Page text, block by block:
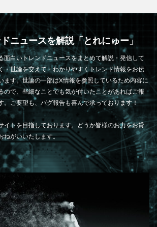
ニュースを解説「とれにゅー」
面白いトレンドニュースをまとめて解説・発信して
・世論を交えて・わかりやすくトレンド情報をお伝
ます。世論の一部はX情報を参照しているため内容に
ので、些細なことでも気が付いたことがあればご報
。ご要望も、バグ報告も喜んで承っております！
イトを目指しております。どうか皆様のお力をお貸
ねがいいたします。